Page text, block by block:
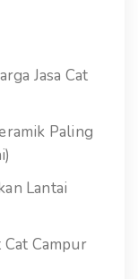
Jasa Cat
Paling
Lantai
Campur